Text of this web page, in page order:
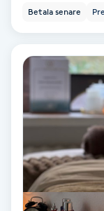
Käkledsbehandling
Kärlbehandling
Betala senare